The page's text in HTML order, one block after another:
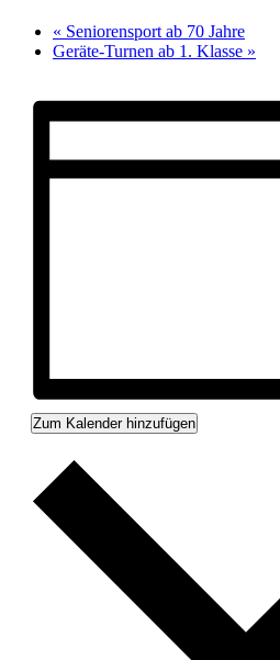
« Seniorensport ab 70 Jahre
Geräte-Turnen ab 1. Klasse »
Zum Kalender hinzufügen